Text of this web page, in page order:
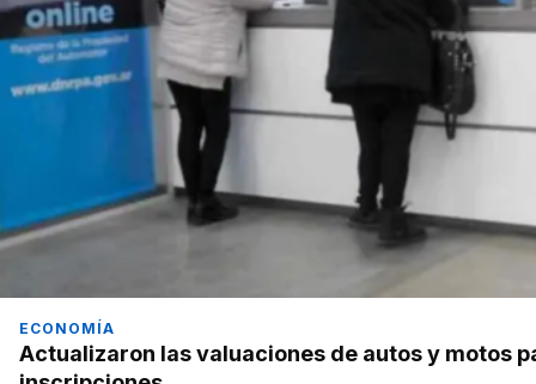
ECONOMÍA
Actualizaron las valuaciones de autos y motos